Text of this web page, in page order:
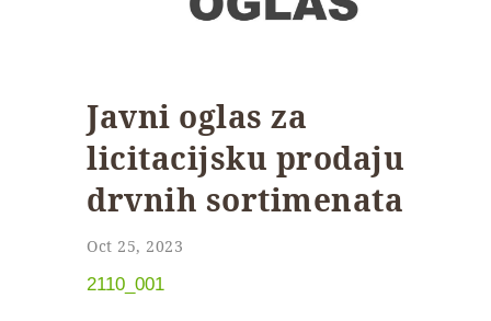
Javni oglas za
licitacijsku prodaju
drvnih sortimenata
Oct 25, 2023
2110_001